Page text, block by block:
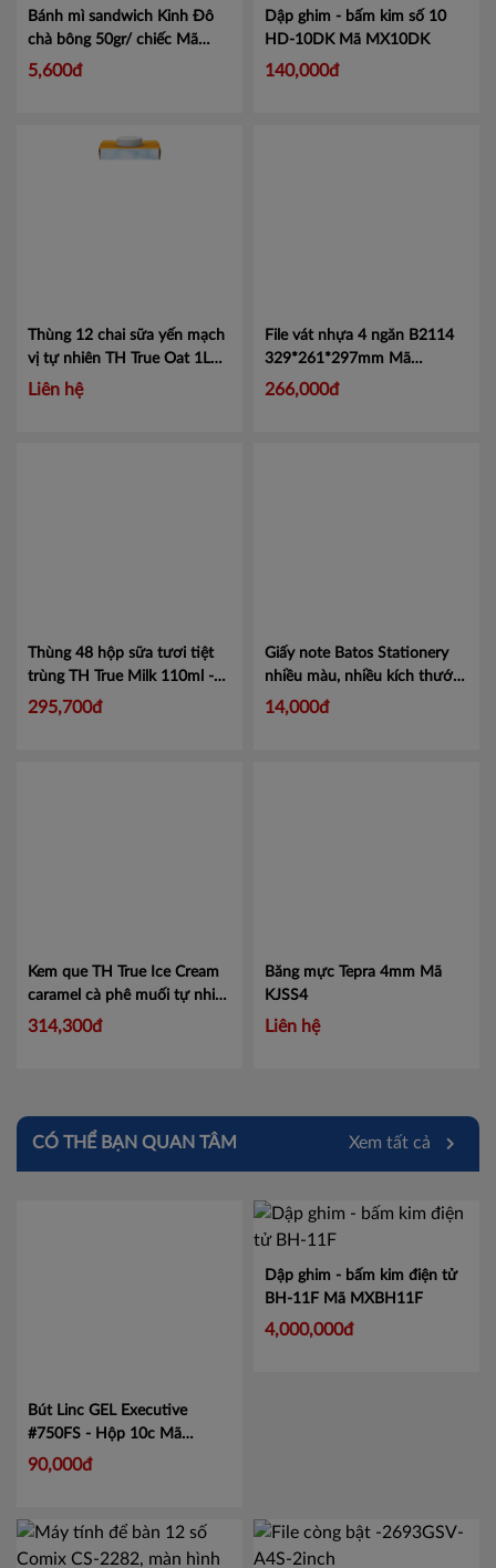
Bánh mì sandwich Kinh Đô
chà bông 50gr/ chiếc Mã
4303934
5,600đ
Dập ghim - bấm kim số 10
HD-10DK Mã MX10DK
140,000đ
Thùng 12 chai sữa yến mạch
vị tự nhiên TH True Oat 1L
Mã 451005007
Liên hệ
File vát nhựa 4 ngăn B2114
329*261*297mm Mã
CMB2114
266,000đ
Thùng 48 hộp sữa tươi tiệt
trùng TH True Milk 110ml -
Hàng chính hãng, date xa
295,700đ
Giấy note Batos Stationery
nhiều màu, nhiều kích thước
Mã FI-B125-1
14,000đ
Kem que TH True Ice Cream
caramel cà phê muối tự nhiên
52g Mã 456014527
314,300đ
Băng mực Tepra 4mm Mã
KJSS4
Liên hệ
CÓ THỂ BẠN QUAN TÂM Xem tất cả
Bút Linc GEL Executive
#750FS - Hộp 10c Mã
LIN750
90,000đ
Dập ghim - bấm kim điện tử
BH-11F Mã MXBH11F
4,000,000đ